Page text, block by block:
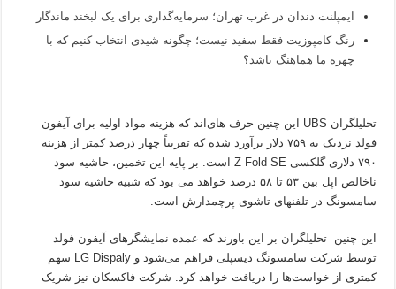
ایمپلنت دندان در غرب تهران؛ سرمایه‌گذاری برای یک لبخند ماندگار
رنگ کامپوزیت فقط سفید نیست؛ چگونه شیدی انتخاب کنیم که با
چهره ما هماهنگ باشد؟
تحلیلگران UBS این چنین حرف های‌اند که هزینه مواد اولیه برای آیفون
فولد نزدیک به ۷۵۹ دلار برآورد شده که تقریباً چهار درصد کمتر از هزینه
۷۹۰ دلاری گلکسی Z Fold SE است. بر پایه این تخمین، حاشیه سود
ناخالص اپل بین ۵۳ تا ۵۸ درصد خواهد می بود که شبیه حاشیه سود
سامسونگ در تلفنهای تاشوی پرچمدارش است.
این چنین تحلیلگران بر این باورند که عمده نمایشگرهای آیفون فولد
توسط شرکت سامسونگ دیسپلی فراهم می‌شود و LG Dispaly سهم
کمتری از خواست‌ها را دریافت خواهد کرد. شرکت فاکسکان نیز شریک